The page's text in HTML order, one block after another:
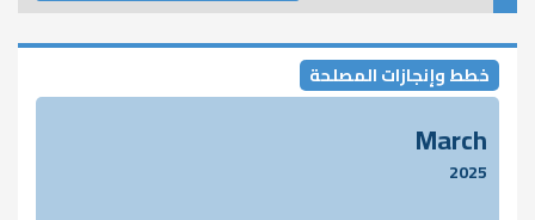
خطط وإنجازات المصلحة
March
2025